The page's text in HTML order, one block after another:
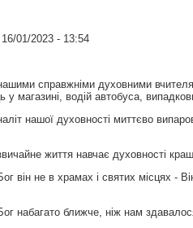
01/2023 - 13:54
справжніми духовними
у магазині, водій автобуса,
нашої духовності миттєво
життя навчає духовності
він не в храмах і святих місцях -
набагато ближче, ніж нам